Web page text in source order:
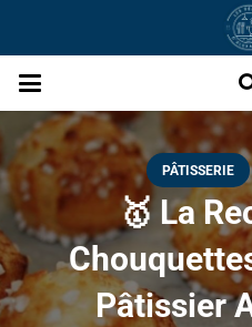
PÂTISSERIE
🥇 La
Pâtissier